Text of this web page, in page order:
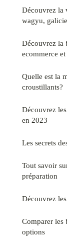
Découvrez la
wagyu,
Découvrez la
ecommerce
Quelle est la
croustillants?
Découvrez
en 2023
Les secrets
Tout savoir
préparation
Découvrez
Comparer les
options